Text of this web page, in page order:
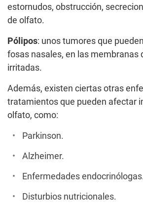
estornudos, obstrucción,
de olfato.
Pólipos: unos tumores que
fosas nasales, en las membranas
irritadas.
Además, existen ciertas otras
tratamientos que pueden afectar
olfato, como:
Parkinson.
Alzheimer.
Enfermedades endocrinólogas.
Disturbios nutricionales.